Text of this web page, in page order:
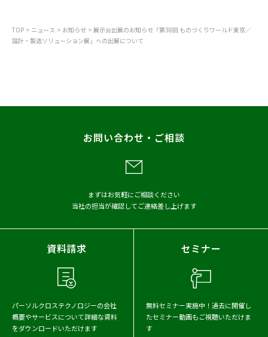
すべて
メディア掲載
2026年 2025年
2024年
2023年
2022年
2021年
2020年
2018年
2017年
TOP ニュース お知らせ
展示会出展のお知らせ「第38回 ものづくりワールド東京／
設計・製造ソリューション展」への出展について
お問い合わせ・ご相談
まずはお気軽にご相談ください
当社の担当が確認してご連絡差し上げます
資料請求
パーソルクロステクノロジーの会社
概要やサービスについて詳細な資料
をダウンロードいただけます
セミナー
無料セミナー実施中！ 過去に開催し
たセミナー動画もご視聴いただけま
す